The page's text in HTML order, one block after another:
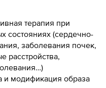
терапия при
состояниях (сердечно-
заболевания почек,
расстройства,
и модификация образа